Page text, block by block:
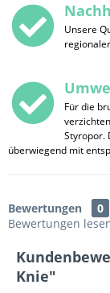
Unsere
Für die
Styropor.
überwiegend mit
Bewertungen
0
Bewertungen
Knie"